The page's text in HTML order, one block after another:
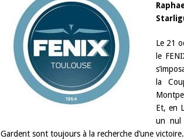
Le 21
le
la
Et, en
un nul
Gardent sont toujours à la recherche d’une